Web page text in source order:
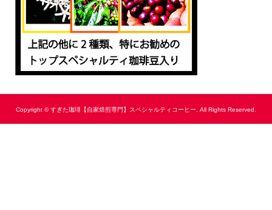
Copyright ©すぎた珈琲【自家焙煎専門】スペシャルティコーヒー. All Rights Reserved.